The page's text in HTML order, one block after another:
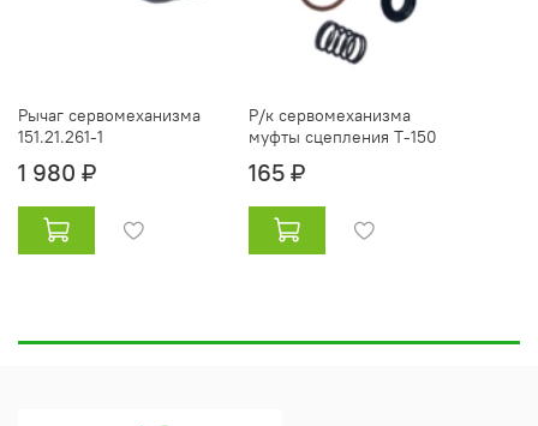
Рычаг сервомеханизма
151.21.261-1
1 980 ₽
Р/к сервомеханизма
муфты сцепления Т-150
165 ₽